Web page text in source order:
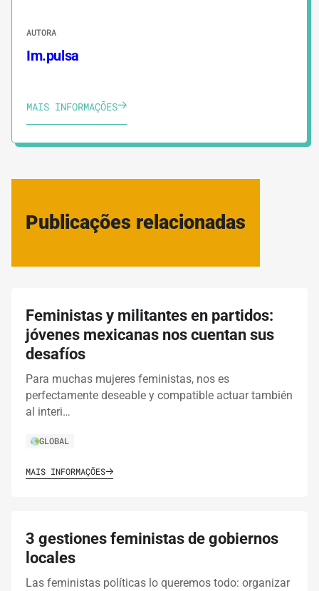
AUTORA
Im.pulsa
MAIS INFORMAÇÕES
Publicações relacionadas
Feministas y militantes en partidos:
jóvenes mexicanas nos cuentan sus
desafíos
Para muchas mujeres feministas, nos es
perfectamente deseable y compatible actuar también
al interi…
GLOBAL
MAIS INFORMAÇÕES
3 gestiones feministas de gobiernos
locales
Las feministas políticas lo queremos todo: organizar